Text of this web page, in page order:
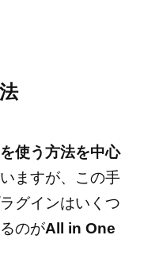
使う方法を中心
ますが、この手
グインはいくつ
のがAll in One